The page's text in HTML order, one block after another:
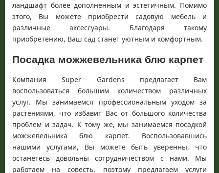
ландшафт более дополненным и эстетичным. Помимо
этого, Вы можете приобрести садовую мебель и
различные аксессуары. Благодаря такому
приобретению, Ваш сад станет уютным и комфортным.
Посадка можжевельника блю карпет
КомпанияSuper Gardens предлагает Вам
воспользоваться большим количеством различных
услуг. Мы занимаемся профессиональным уходом за
растениями, что избавит Вас от большого количества
проблем и задач. К тому же, мы занимаемся посадкой
можжевельника блю карпет. Воспользовавшись
нашими услугами, Вы можете быть уверенны, что
останетесь довольны сотрудничеством с нами. Мы
работаем на совесть, поэтому предлагаем услуги